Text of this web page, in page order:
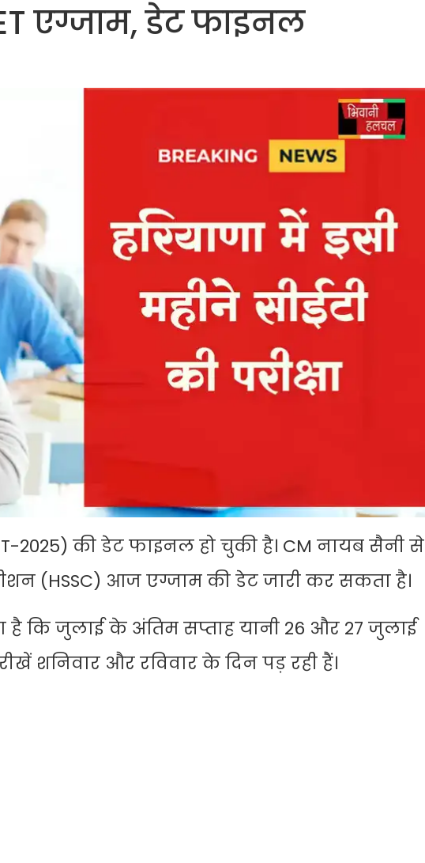
एग्जाम, डेट फाइनल
2025) की डेट फाइनल हो चुकी है। CM नायब सैनी से
(HSSC) आज एग्जाम की डेट जारी कर सकता है।
कि जुलाई के अंतिम सप्ताह यानी 26 और 27 जुलाई
शनिवार और रविवार के दिन पड़ रही हैं।